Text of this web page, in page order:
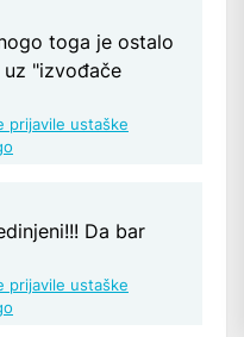
toga je ostalo
"izvođače
prijavile ustaške
Da bar
prijavile ustaške